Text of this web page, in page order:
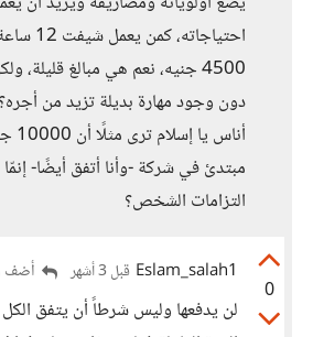
4500 جنيه، نعم هي مبالغ
دون وجود مهارة بديلة تزيد من
مبتدئ في شركة -وأنا أتفق أيضًا-
التزامات الشخص؟
0
Eslam_salah1 قبل 3 أشهر أضف
لن يدفعها وليس شرطاً أن يتفق